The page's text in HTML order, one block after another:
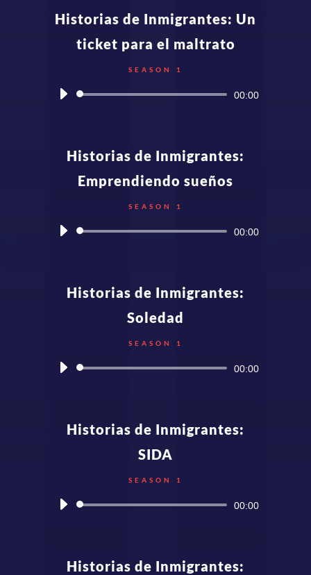
Historias de Inmigrantes: Un
ticket para el maltrato
SEASON 1
Audio
00:00
Historias de Inmigrantes:
Emprendiendo sueños
SEASON 1
Audio
00:00
Historias de Inmigrantes:
Soledad
SEASON 1
Audio
00:00
Historias de Inmigrantes:
SIDA
SEASON 1
Audio
00:00
Historias de Inmigrantes: